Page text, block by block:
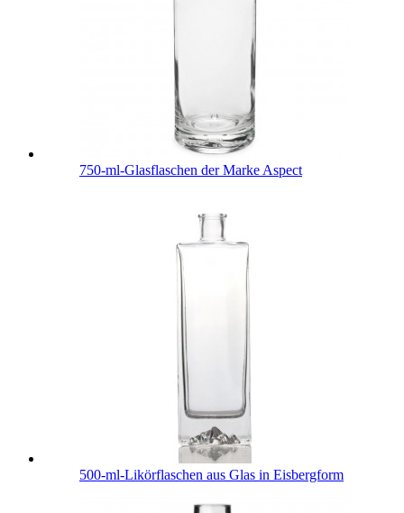
750-ml-Glasflaschen der Marke Aspect
500-ml-Likörflaschen aus Glas in Eisbergform